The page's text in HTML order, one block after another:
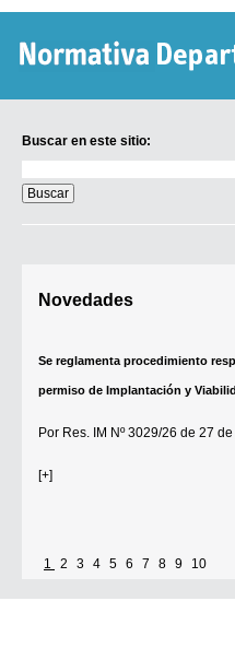
Buscar en este sitio:
en
este
sitio:
Novedades
Se reglamenta procedimiento
permiso de Implantación y
Por Res. IM Nº 3029/26 de 27
[+]
1 2 3 4 5 6 7 8 9 10